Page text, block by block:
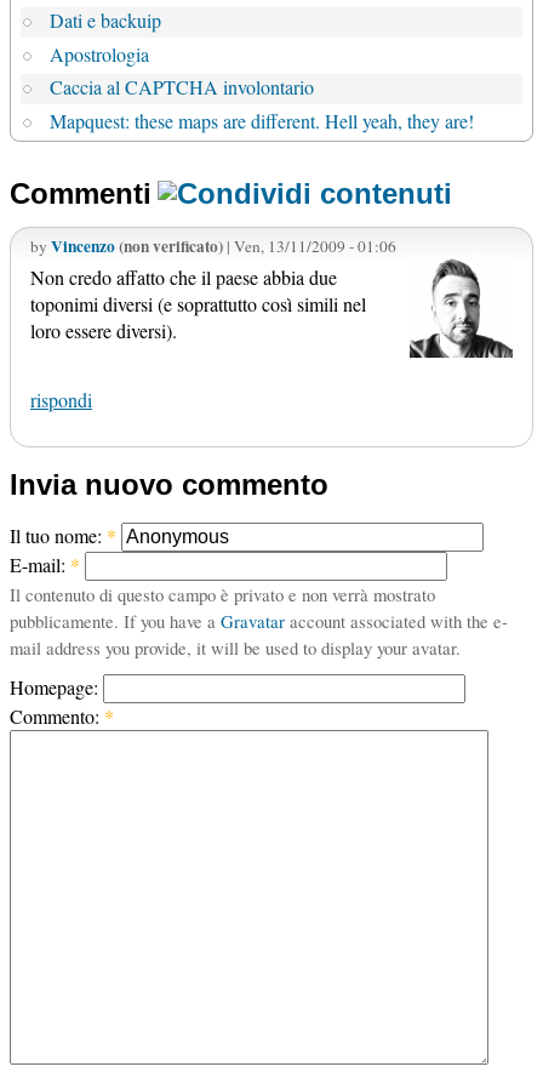
Dati e backuip
Apostrologia
Caccia al CAPTCHA involontario
Mapquest: these maps are different. Hell yeah, they are!
Commenti
by Vincenzo(non verificato) | Ven, 13/11/2009 - 01:06
Non credo affatto che il paese abbia due
toponimi diversi (e soprattutto così simili nel
loro essere diversi).
rispondi
Invia nuovo commento
Il tuo nome: *
E-mail: *
Il contenuto di questo campo è privato e non verrà mostrato
pubblicamente. If you have a Gravatar account associated with the e-
mail address you provide, it will be used to display your avatar.
Homepage:
Commento: *